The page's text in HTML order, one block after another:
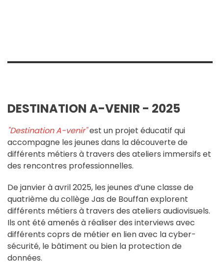
DESTINATION A-VENIR - 2025
"Destination A-venir"est un projet éducatif qui
accompagne les jeunes dans la découverte de
différents métiers à travers des ateliers immersifs et
des rencontres professionnelles.
De janvier à avril 2025, les jeunes d’une classe de
quatrième du collège Jas de Bouffan explorent
différents métiers à travers des ateliers audiovisuels.
Ils ont été amenés à réaliser des interviews avec
différents coprs de métier en lien avec la cyber-
sécurité, le bâtiment ou bien la protection de
données.